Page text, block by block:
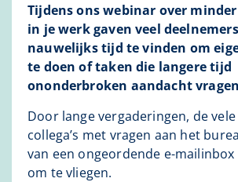
Tijdens ons webinar over
in je werk gaven veel
nauwelijks tijd te vinden om
te doen of taken die langere tijd
ononderbroken aandacht
Door lange vergaderingen, de
collega’s met vragen aan het
van een ongeordende e-
om te vliegen.